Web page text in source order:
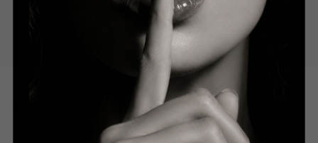
Der perfekte Apéro